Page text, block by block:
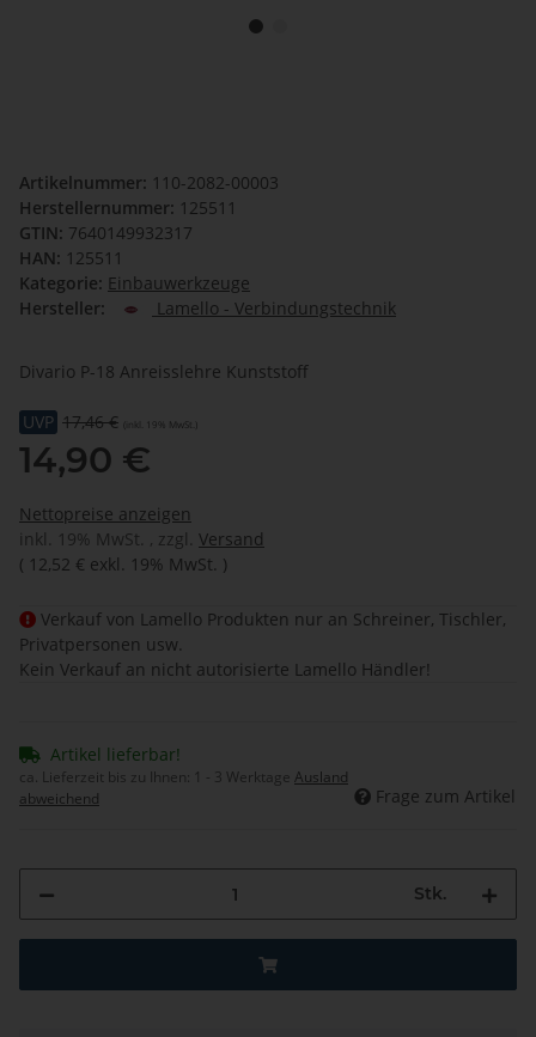
Artikelnummer: 110-2082-00003
Herstellernummer: 125511
GTIN: 7640149932317
HAN: 125511
Kategorie: Einbauwerkzeuge
Hersteller:
Lamello - Verbindungstechnik
Divario P-18 Anreisslehre Kunststoff
UVP 17,46 € (inkl. 19% MwSt.)
14,90 €
Nettopreise anzeigen
inkl. 19% MwSt. , zzgl. Versand
( 12,52 € exkl. 19% MwSt. )
Verkauf von Lamello Produkten nur an Schreiner, Tischler,
Privatpersonen usw.
Kein Verkauf an nicht autorisierte Lamello Händler!
Artikel lieferbar!
ca. Lieferzeit bis zu Ihnen: 1 - 3 Werktage Ausland
abweichend
Frage zum Artikel
Stk.